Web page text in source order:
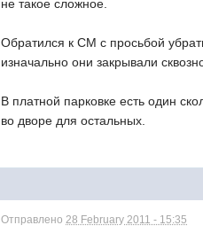
не такое сложное.
Обратился к СМ с просьбой
изначально они закрывали
В платной парковке есть один
во дворе для остальных.
Отправлено28 February 2011 - 15:35